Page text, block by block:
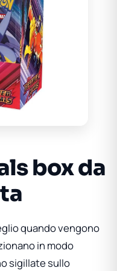
box da
quando vengono
in modo
sigillate sullo